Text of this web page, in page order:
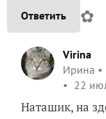
Ответить ✿
Virina
Ирина
22
Наташик, на